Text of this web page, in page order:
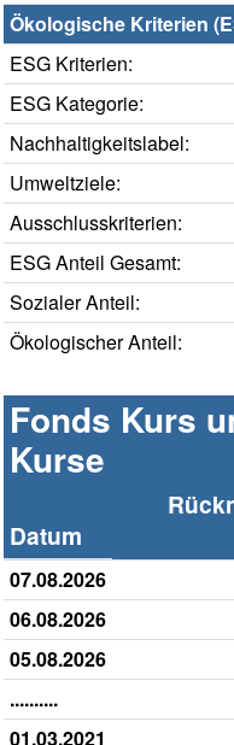
Ökologische Kriterien
ESG Kriterien:
ESG Kategorie:
Nachhaltigkeitslabel:
Umweltziele:
Ausschlusskriterien:
ESG Anteil Gesamt:
Sozialer Anteil:
Ökologischer Anteil:
Fonds Kurs
Kurse
Datum
07.08.2026
06.08.2026
05.08.2026
..........
01.03.2021